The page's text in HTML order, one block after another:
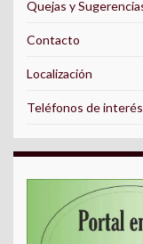
Quejas y
Contacto
Localización
Teléfonos de interés